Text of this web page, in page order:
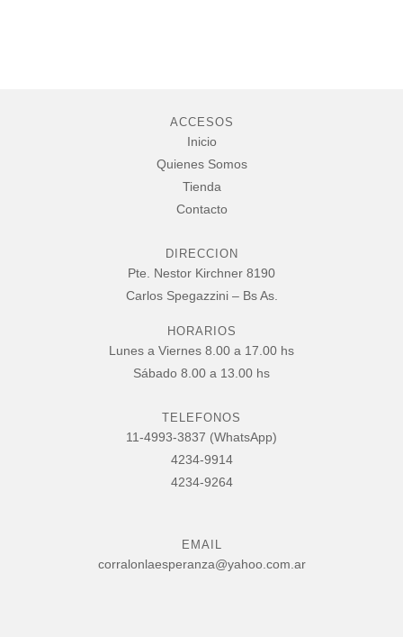
ACCESOS
Inicio
Quienes Somos
Tienda
Contacto
DIRECCION
Pte. Nestor Kirchner 8190
Carlos Spegazzini – Bs As.
HORARIOS
Lunes a Viernes 8.00 a 17.00 hs
Sábado 8.00 a 13.00 hs
TELEFONOS
11-4993-3837 (WhatsApp)
4234-9914
4234-9264
EMAIL
corralonlaesperanza@yahoo.com.ar